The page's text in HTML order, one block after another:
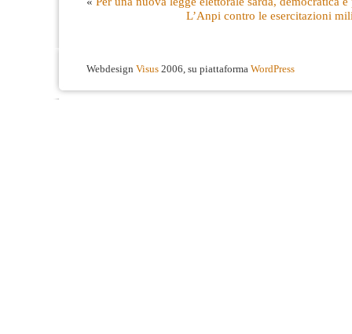
L’Anpi contro le esercitazioni
Webdesign Visus 2006, su piattaforma WordPress